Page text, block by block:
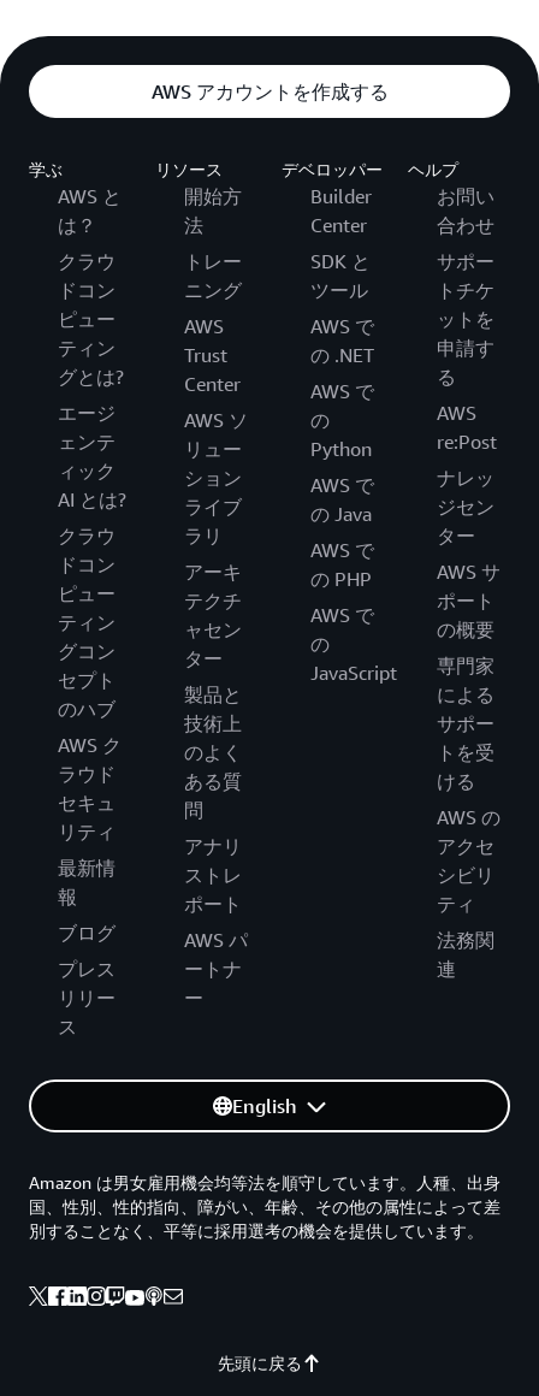
AWS アカウントを作成する
学ぶ
AWS と
は？
クラウ
ドコン
ピュー
ティン
グとは?
エージ
ェンテ
ィック
AI とは?
クラウ
ドコン
ピュー
ティン
グコン
セプト
のハブ
AWS ク
ラウド
セキュ
リティ
最新情
報
ブログ
プレス
リリー
ス
リソース
開始方
法
トレー
ニング
AWS
Trust
Center
AWS ソ
リュー
ション
ライブ
ラリ
アーキ
テクチ
ャセン
ター
製品と
技術上
のよく
ある質
問
アナリ
ストレ
ポート
AWS パ
ートナ
ー
デベロッパー
Builder
Center
SDK と
ツール
AWS で
の .NET
AWS で
の
Python
AWS で
の Java
AWS で
の PHP
AWS で
の
JavaScript
ヘルプ
お問い
合わせ
サポー
トチケ
ットを
申請す
る
AWS
re:Post
ナレッ
ジセン
ター
AWS サ
ポート
の概要
専門家
による
サポー
トを受
ける
AWS の
アクセ
シビリ
ティ
法務関
連
English
先頭に戻る
Amazon は男女雇用機会均等法を順守しています。人種、出身
国、性別、性的指向、障がい、年齢、その他の属性によって差
別することなく、平等に採用選考の機会を提供しています。